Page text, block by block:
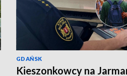
GDAŃSK
Kieszonkowcy na